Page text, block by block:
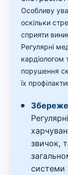
Особливу
оскільки
сприяти
Регулярні
порушення
їх
звичок,
системи